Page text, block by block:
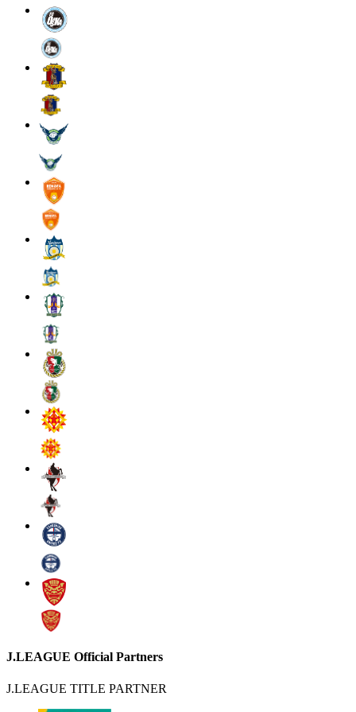
J.LEAGUE Official Partners
J.LEAGUE TITLE PARTNER